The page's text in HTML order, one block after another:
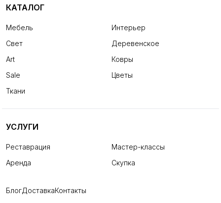
КАТАЛОГ
Мебель
Интерьер
Свет
Деревенское
Art
Ковры
Sale
Цветы
Ткани
УСЛУГИ
Реставрация
Мастер-классы
Аренда
Скупка
БлогДоставкаКонтакты